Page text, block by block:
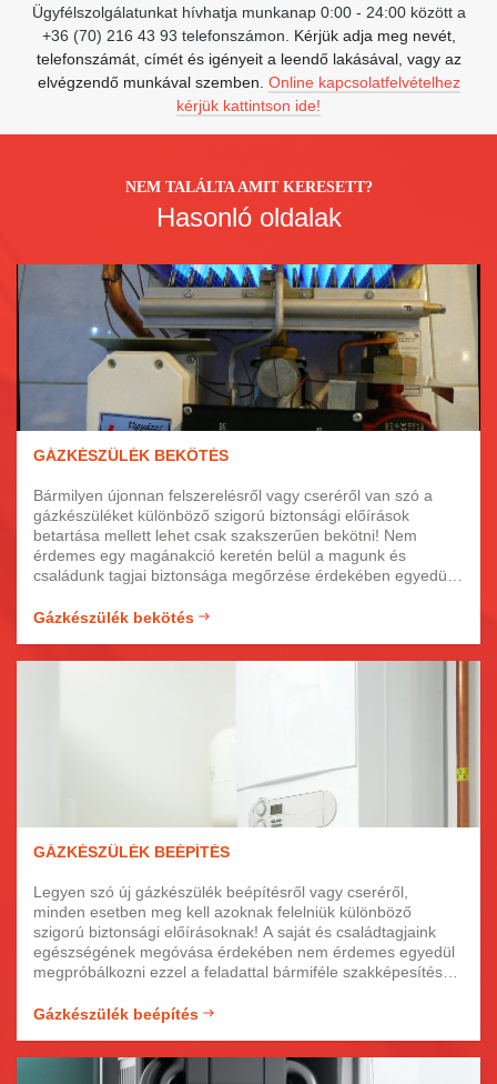
Ügyfélszolgálatunkat hívhatja munkanap 0:00 - 24:00 között a
+36 (70) 216 43 93 telefonszámon. Kérjük adja meg nevét,
telefonszámát, címét és igényeit a leendő lakásával, vagy az
elvégzendő munkával szemben. Online kapcsolatfelvételhez
kérjük kattintson ide!
NEM TALÁLTA AMIT KERESETT?
Hasonló oldalak
GÁZKÉSZÜLÉK BEKÖTÉS
Bármilyen újonnan felszerelésről vagy cseréről van szó a
gázkészüléket különböző szigorú biztonsági előírások
betartása mellett lehet csak szakszerűen bekötni! Nem
érdemes egy magánakció keretén belül a magunk és
családunk tagjai biztonsága megőrzése érdekében egyedül
rosszul bekötött gázkészülék akár életveszélyessé is vállhat!
Gázkészülék bekötés
GÁZKÉSZÜLÉK BEÉPÍTÉS
Legyen szó új gázkészülék beépítésről vagy cseréről,
minden esetben meg kell azoknak felelniük különböző
szigorú biztonsági előírásoknak! A saját és családtagjaink
egészségének megóvása érdekében nem érdemes egyedül
megpróbálkozni ezzel a feladattal bármiféle szakképesítés
hanem akár életveszélyes is lehet! Bármilyen berendezésről
Gázkészülék beépítés